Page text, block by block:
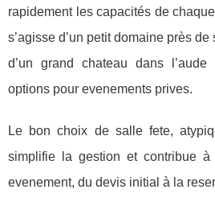
rapidement les capacités de
s’agisse d’un petit domaine près
d’un grand chateau dans
options pour evenements prives.
Le bon choix de salle fete,
simplifie la gestion et contribue
evenement, du devis initial à la